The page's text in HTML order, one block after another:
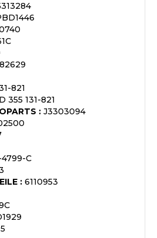
821
355 131-821
: J3303094
C
: 6110953